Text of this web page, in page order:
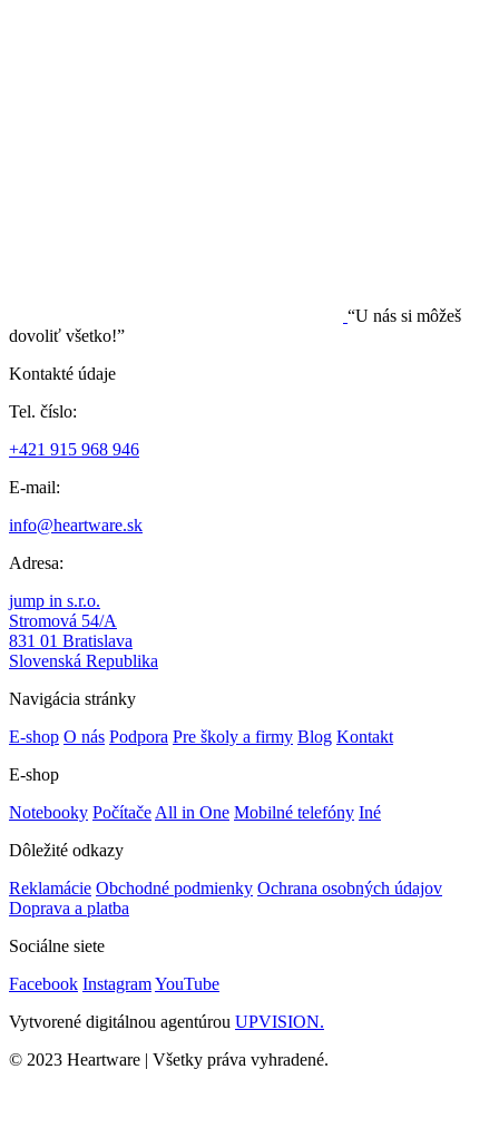
“U nás si môžeš
dovoliť všetko!”
Kontakté údaje
Tel. číslo:
+421 915 968 946
E-mail:
info@heartware.sk
Adresa:
jump in s.r.o.
Stromová 54/A
831 01 Bratislava
Slovenská Republika
Navigácia stránky
E-shop O nás Podpora Pre školy a firmy Blog Kontakt
E-shop
Notebooky Počítače All in One Mobilné telefóny Iné
Dôležité odkazy
Reklamácie Obchodné podmienky Ochrana osobných údajov
Doprava a platba
Sociálne siete
Facebook InstagramYouTube
Vytvorené digitálnou agentúrou UPVISION.
© 2023 Heartware | Všetky práva vyhradené.